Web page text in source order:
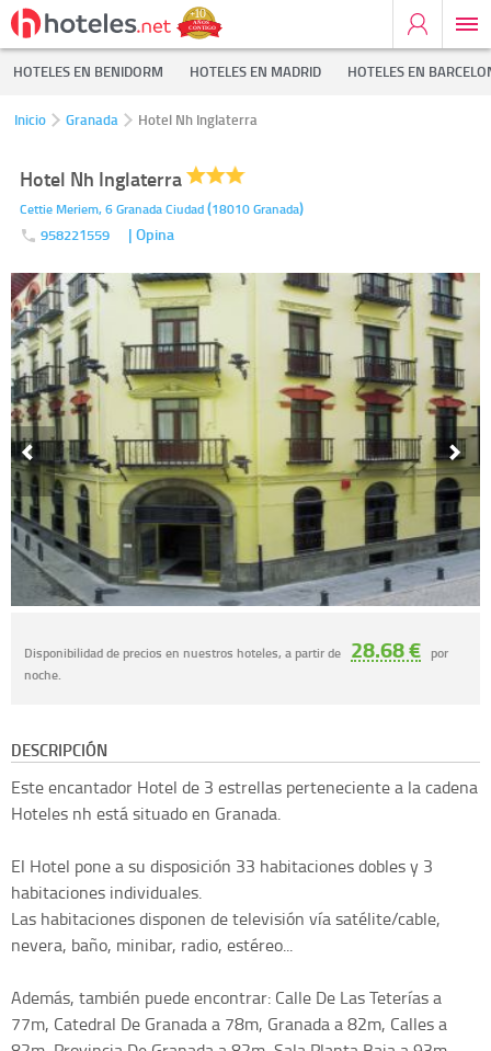
HOTELES EN BENIDORM HOTELES EN MADRID HOTELES EN
Inicio Granada Hotel Nh Inglaterra
Hotel Nh Inglaterra
Cettie Meriem, 6Granada Ciudad(18010Granada)
958221559 | Opina
Disponibilidad de precios en nuestros hoteles, a partir de 28.68 € por
noche.
DESCRIPCIÓN
Este encantador Hotel de 3 estrellas perteneciente a la cadena
Hoteles nh está situado en Granada.
El Hotel pone a su disposición 33 habitaciones dobles y 3
habitaciones individuales.
Las habitaciones disponen de televisión vía satélite/cable,
nevera, baño, minibar, radio, estéreo...
Además, también puede encontrar: Calle De Las Teterías a
77m, Catedral De Granada a 78m, Granada a 82m, Calles a